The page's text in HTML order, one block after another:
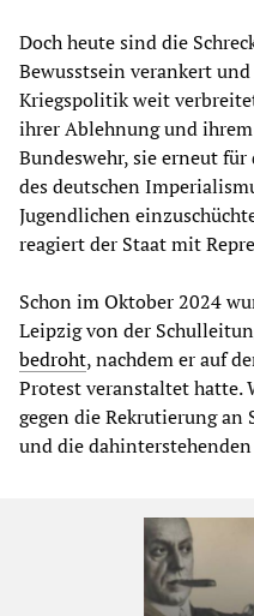
Doch heute sind die
Bewusstsein verankert
Kriegspolitik weit
ihrer Ablehnung und
Bundeswehr, sie erneut
des deutschen
Jugendlichen
reagiert der Staat mit
Schon im Oktober 2024
Leipzig von der
bedroht, nachdem er auf
Protest veranstaltet hatte.
gegen die Rekrutierung an
und die